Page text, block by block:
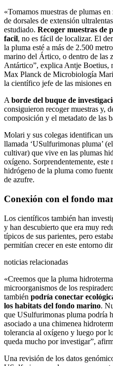
«Tomamos muestras de plumas
de dorsales de extensión
estudiado. Recoger muestras de
facil, no es fácil de localizar. El
la pluma esté a más de 2.500
marino del Ártico, o dentro de las
Antártico”, explica Antje Boetius,
Max Planck de Microbiología
la científico jefe de las misiones
A borde del buque de
consiguieron recoger muestras y,
composición y el metadato de las
Molari y sus colegas identifican
llamada ‘USulfurimonas pluma’
cultivar) que vive en las plumas
oxígeno. Sorprendentemente,
hidrógeno de la pluma como
de azufre.
Conexión con el fondo
Los científicos también han
y han descubierto que era muy
típicos de sus parientes, pero
permitían crecer en este entorno
noticias relacionadas
«Creemos que la pluma
microorganismos de los
también podría conectar
los habitats del fondo marino.
que USulfurimonas pluma podría
asociado a una chimenea
tolerancia al oxígeno y luego por
queda mucho por investigar”,
Una revisión de los datos